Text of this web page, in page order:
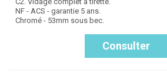
NF - ACS - garantie 5 ans.
Chromé - 53mm sous bec.
Consulter